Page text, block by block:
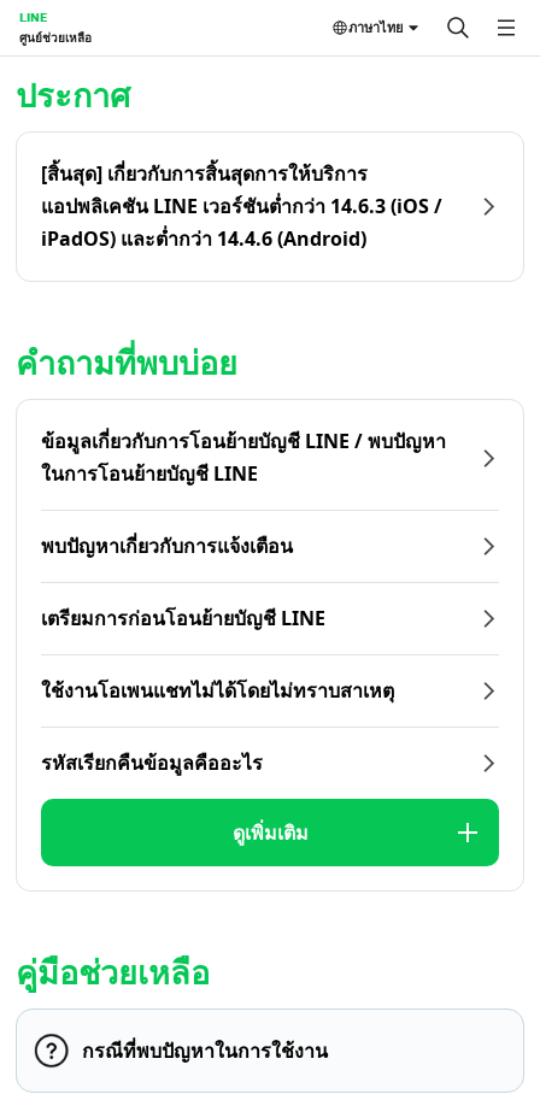
LINE
ศูนย์ช่วยเหลือ
ภาษาไทย
ประกาศ
[สิ้นสุด] เกี่ยวกับการสิ้นสุดการให้บริการ
แอปพลิเคชัน LINE เวอร์ชันต่ำกว่า 14.6.3 (iOS /
iPadOS) และต่ำกว่า 14.4.6 (Android)
คำถามที่พบบ่อย
ข้อมูลเกี่ยวกับการโอนย้ายบัญชี LINE / พบปัญหา
ในการโอนย้ายบัญชี LINE
พบปัญหาเกี่ยวกับการแจ้งเตือน
เตรียมการก่อนโอนย้ายบัญชี LINE
ใช้งานโอเพนแชทไม่ได้โดยไม่ทราบสาเหตุ
รหัสเรียกคืนข้อมูลคืออะไร
ดูเพิ่มเติม
คู่มือช่วยเหลือ
กรณีที่พบปัญหาในการใช้งาน